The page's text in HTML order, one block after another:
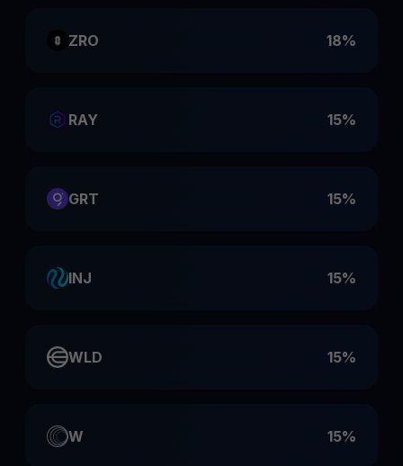
ZRO 18%
RAY 15%
GRT 15%
INJ 15%
WLD 15%
W 15%